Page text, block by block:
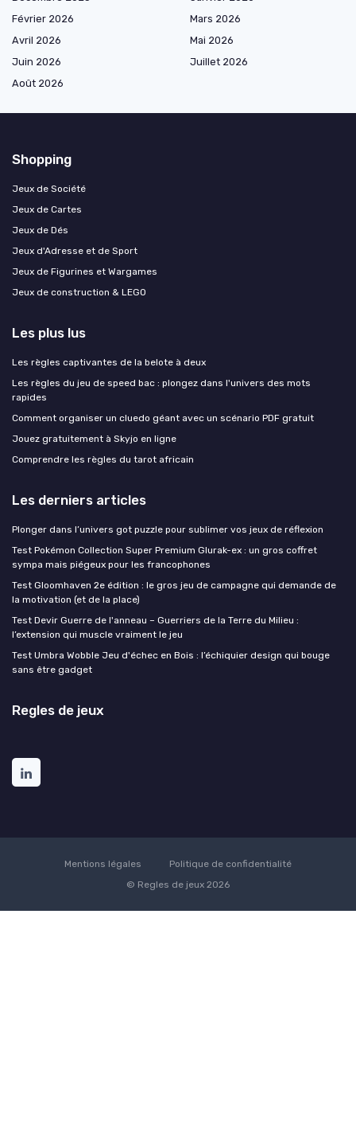
Février 2026
Mars 2026
Avril 2026
Mai 2026
Juin 2026
Juillet 2026
Août 2026
Shopping
Jeux de Société
Jeux de Cartes
Jeux de Dés
Jeux d'Adresse et de Sport
Jeux de Figurines et Wargames
Jeux de construction & LEGO
Les plus lus
Les règles captivantes de la belote à deux
Les règles du jeu de speed bac : plongez dans l'univers des mots
rapides
Comment organiser un cluedo géant avec un scénario PDF gratuit
Jouez gratuitement à Skyjo en ligne
Comprendre les règles du tarot africain
Les derniers articles
Plonger dans l’univers got puzzle pour sublimer vos jeux de réflexion
Test Pokémon Collection Super Premium Glurak-ex : un gros coffret
sympa mais piégeux pour les francophones
Test Gloomhaven 2e édition : le gros jeu de campagne qui demande de
la motivation (et de la place)
Test Devir Guerre de l'anneau – Guerriers de la Terre du Milieu :
l’extension qui muscle vraiment le jeu
Test Umbra Wobble Jeu d'échec en Bois : l’échiquier design qui bouge
sans être gadget
Regles de jeux
Mentions légales
Politique de confidentialité
© Regles de jeux 2026